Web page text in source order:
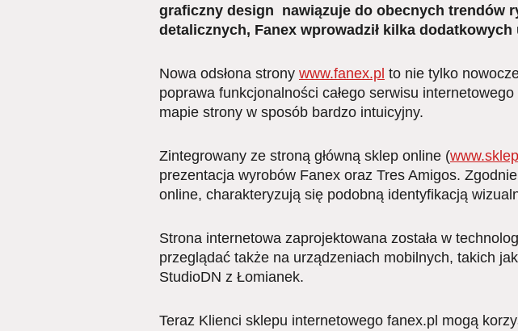
graficzny design nawiązuje do obecnych trendów
detalicznych, Fanex wprowadził kilka
Nowa odsłona strony www.fanex.pl to nie tylko
poprawa funkcjonalności całego serwisu
mapie strony w sposób bardzo intuicyjny.
Zintegrowany ze stroną główną sklep online (
prezentacja wyrobów Fanex oraz Tres Amigos.
online, charakteryzują się podobną identyfikacją
Strona internetowa zaprojektowana została w
przeglądać także na urządzeniach mobilnych, takich
StudioDN z Łomianek.
Teraz Klienci sklepu internetowego fanex.pl mogą